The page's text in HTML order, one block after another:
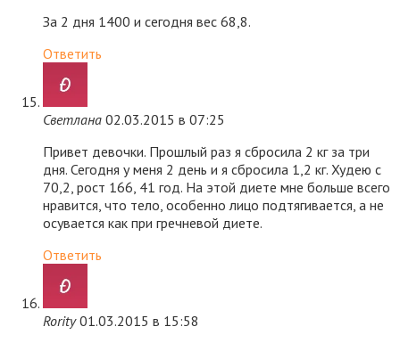
За 2 дня 1400 и сегодня вес 68,8.
Ответить
Светлана 02.03.2015 в 07:25
Привет девочки. Прошлый раз я сбросила 2 кг за три
дня. Сегодня у меня 2 день и я сбросила 1,2 кг. Худею с
70,2, рост 166, 41 год. На этой диете мне больше всего
нравится, что тело, особенно лицо подтягивается, а не
осувается как при гречневой диете.
Ответить
Rority 01.03.2015 в 15:58